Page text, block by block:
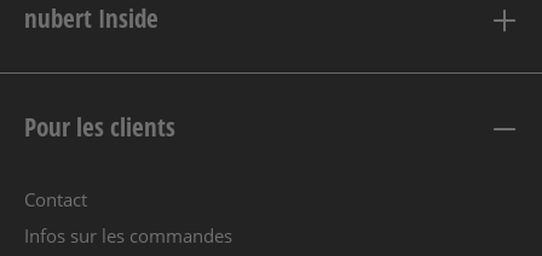
nubert Inside
Pour les clients
Contact
Infos sur les commandes